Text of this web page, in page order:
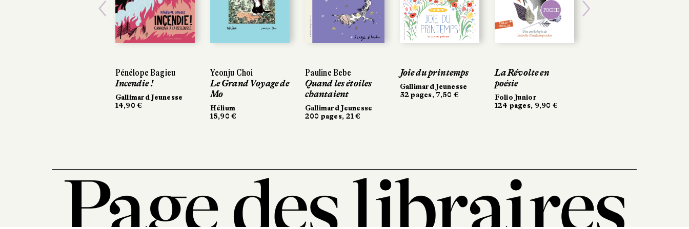
Pénélope Bagieu
Incendie !
Gallimard Jeunesse
14,90 €
Yeonju Choi
Le Grand Voyage de
Mo
Hélium
15,90 €
Pauline Bebe
Quand les étoiles
chantaient
Gallimard Jeunesse
200 pages, 21 €
Joie du printemps
Gallimard Jeunesse
32 pages, 7,50 €
POCHE
La Révolte en
poésie
Folio Junior
124 pages, 9,90 €
Previous